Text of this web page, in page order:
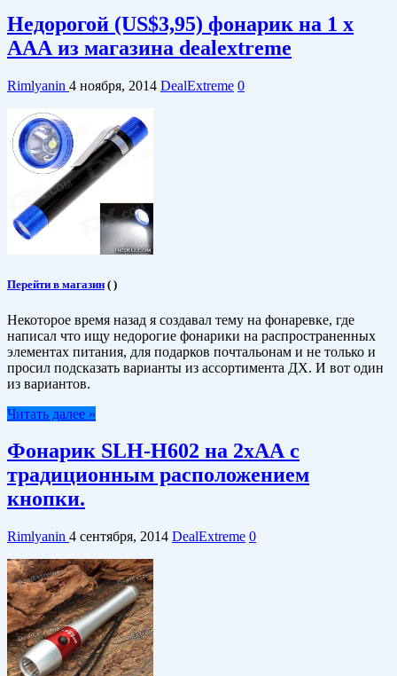
Недорогой (US$3,95) фонарик на 1 х
ААА из магазина dealextreme
Rimlyanin 4 ноября, 2014 DealExtreme 0
Перейти в магазин ( )
Некоторое время назад я создавал тему на фонаревке, где
написал что ищу недорогие фонарики на распространенных
элементах питания, для подарков почтальонам и не только и
просил подсказать варианты из ассортимента ДХ. И вот один
из вариантов.
Читать далее »
Фонарик SLH-H602 на 2хАА с
традиционным расположением
кнопки.
Rimlyanin 4 сентября, 2014 DealExtreme 0